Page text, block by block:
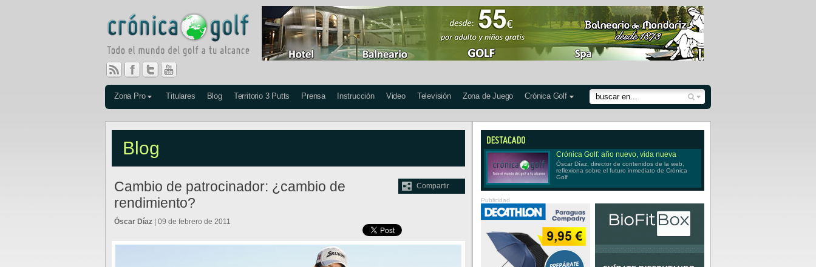
Zona Pro Titulares Blog Territorio 3 Putts Prensa Instrucción Video Televisión Zona de Juego Crónica Golf
Blog
Compartir
Cambio de patrocinador: ¿cambio de
rendimiento?
Óscar Díaz | 09 de febrero de 2011
Crónica Golf: año nuevo, vida nueva
Óscar Díaz, director de contenidos de la web,
reflexiona sobre el futuro inmediato de Crónica
Golf
Publicidad